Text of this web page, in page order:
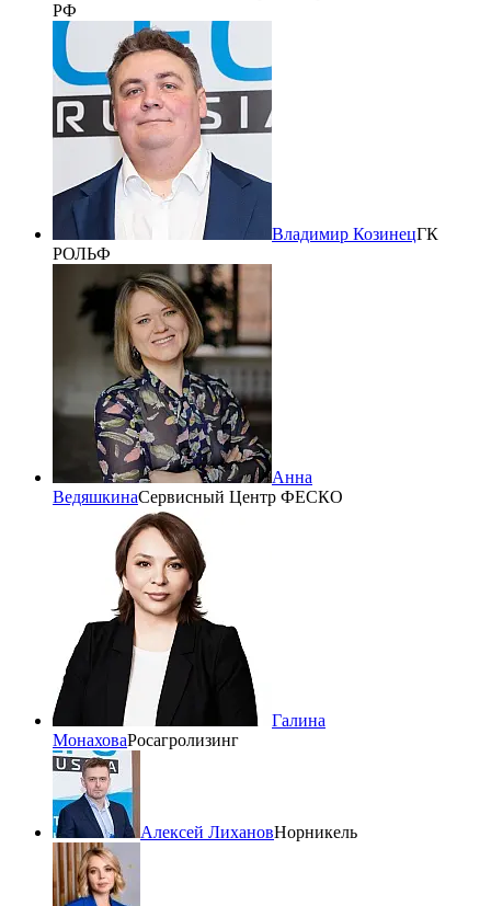
РФ
Владимир КозинецГК
РОЛЬФ
Анна
ВедяшкинаСервисный Центр ФЕСКО
Галина
МонаховаРосагролизинг
Алексей ЛихановНорникель